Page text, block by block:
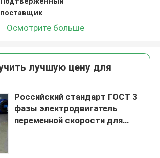
поставщик
Осмотрите больше
лучшую цену для
Российский стандарт ГОСТ 3
фазы электродвигатель
переменной скорости для